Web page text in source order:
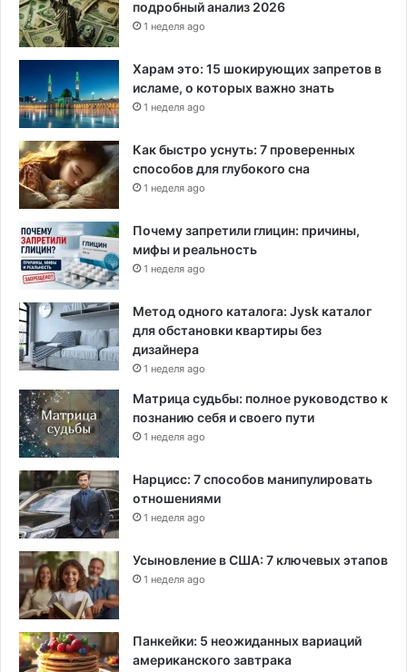
подробный анализ 2026
1 неделя ago
Харам это: 15 шокирующих запретов в
исламе, о которых важно знать
1 неделя ago
Как быстро уснуть: 7 проверенных
способов для глубокого сна
1 неделя ago
Почему запретили глицин: причины,
мифы и реальность
1 неделя ago
Метод одного каталога: Jysk каталог
для обстановки квартиры без
дизайнера
1 неделя ago
Матрица судьбы: полное руководство к
познанию себя и своего пути
1 неделя ago
Нарцисс: 7 способов манипулировать
отношениями
1 неделя ago
Усыновление в США: 7 ключевых этапов
1 неделя ago
Панкейки: 5 неожиданных вариаций
американского завтрака